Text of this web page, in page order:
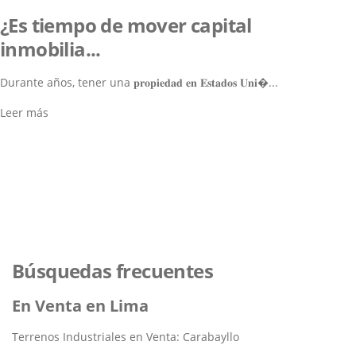
¿Es tiempo de mover capital
inmobilia...
Durante años, tener una 𝐩𝐫𝐨𝐩𝐢𝐞𝐝𝐚𝐝 𝐞𝐧 𝐄𝐬𝐭𝐚𝐝𝐨𝐬 𝐔𝐧𝐢�...
Leer más
Búsquedas frecuentes
En Venta en Lima
Terrenos Industriales en Venta: Carabayllo